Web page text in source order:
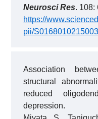
Neurosci Res. 108:
https://
pii/
Association
structural
reduced
depression.